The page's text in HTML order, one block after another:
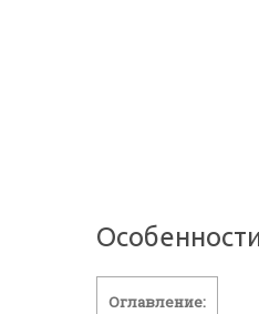
Оглавление: